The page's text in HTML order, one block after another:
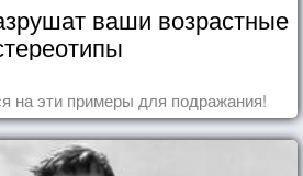
ваши возрастные
на эти примеры для подражания!